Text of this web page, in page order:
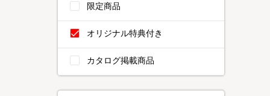
限定商品
オリジナル特典付き
カタログ掲載商品